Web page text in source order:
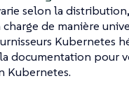
selon la distribution,
charge de manière
Kubernetes
documentation pour
Kubernetes.